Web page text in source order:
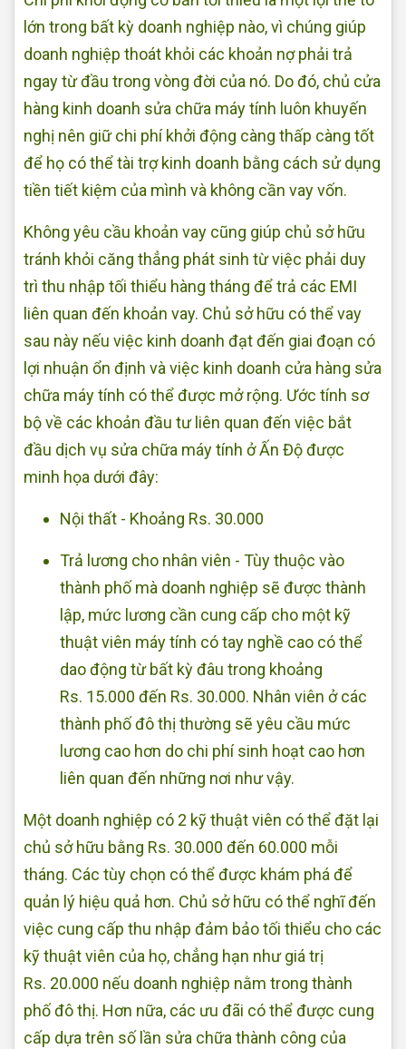
lớn trong bất kỳ doanh nghiệp nào, vì chúng giúp
doanh nghiệp thoát khỏi các khoản nợ phải trả
ngay từ đầu trong vòng đời của nó. Do đó, chủ cửa
hàng kinh doanh sửa chữa máy tính luôn khuyến
nghị nên giữ chi phí khởi động càng thấp càng tốt
để họ có thể tài trợ kinh doanh bằng cách sử dụng
tiền tiết kiệm của mình và không cần vay vốn.
Không yêu cầu khoản vay cũng giúp chủ sở hữu
tránh khỏi căng thẳng phát sinh từ việc phải duy
trì thu nhập tối thiểu hàng tháng để trả các EMI
liên quan đến khoản vay. Chủ sở hữu có thể vay
sau này nếu việc kinh doanh đạt đến giai đoạn có
lợi nhuận ổn định và việc kinh doanh cửa hàng sửa
chữa máy tính có thể được mở rộng. Ước tính sơ
bộ về các khoản đầu tư liên quan đến việc bắt
đầu dịch vụ sửa chữa máy tính ở Ấn Độ được
minh họa dưới đây:
Nội thất - Khoảng Rs. 30.000
Trả lương cho nhân viên - Tùy thuộc vào
thành phố mà doanh nghiệp sẽ được thành
lập, mức lương cần cung cấp cho một kỹ
thuật viên máy tính có tay nghề cao có thể
dao động từ bất kỳ đâu trong khoảng
Rs. 15.000 đến Rs. 30.000. Nhân viên ở các
thành phố đô thị thường sẽ yêu cầu mức
lương cao hơn do chi phí sinh hoạt cao hơn
liên quan đến những nơi như vậy.
Một doanh nghiệp có 2 kỹ thuật viên có thể đặt lại
chủ sở hữu bằng Rs. 30.000 đến 60.000 mỗi
tháng. Các tùy chọn có thể được khám phá để
quản lý hiệu quả hơn. Chủ sở hữu có thể nghĩ đến
việc cung cấp thu nhập đảm bảo tối thiểu cho các
kỹ thuật viên của họ, chẳng hạn như giá trị
Rs. 20.000 nếu doanh nghiệp nằm trong thành
phố đô thị. Hơn nữa, các ưu đãi có thể được cung
cấp dựa trên số lần sửa chữa thành công của